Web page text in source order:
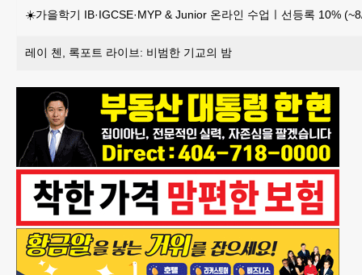
☀️가을학기 IB·IGCSE·MYP & Junior 온라인 수업ㅣ선등록 10%
레이 첸, 록포트 라이브: 비범한 기교의 밤